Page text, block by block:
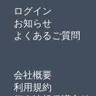
ログイン
お知らせ
よくあるご質問
会社概要
利用規約